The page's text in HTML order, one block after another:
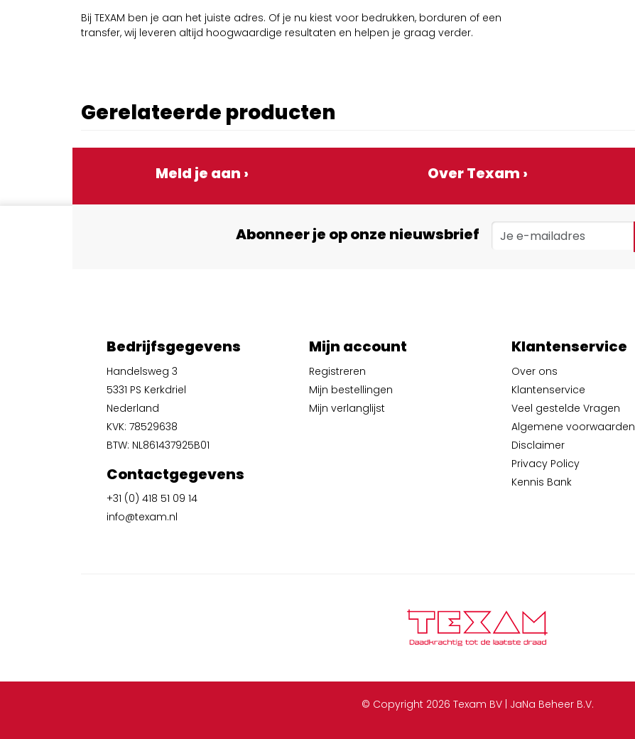
Bij TEXAM ben je aan het juiste adres. Of je nu kiest voor bedrukken, borduren of een
transfer, wij leveren altijd hoogwaardige resultaten en helpen je graag verder.
Gerelateerde producten
Meld je aan › Over Texam ›
Abonneer je op onze nieuwsbrief
Bedrijfsgegevens
Handelsweg 3
5331 PS Kerkdriel
Nederland
KVK: 78529638
BTW: NL861437925B01
Contactgegevens
+31 (0) 418 51 09 14
info@texam.nl
Mijn account
Registreren
Mijn bestellingen
Mijn verlanglijst
Klantenservice
Over ons
Klantenservice
Veel gestelde Vragen
Algemene voorwaarden
Disclaimer
Privacy Policy
Kennis Bank
© Copyright 2026 Texam BV | JaNa Beheer B.V.